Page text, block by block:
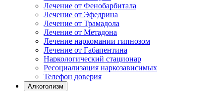
Лечение от Фенобарбитала
Лечение от Эфедрина
Лечение от Трамадола
Лечение от Метадона
Лечение наркомании гипнозом
Лечение от Габапентина
Наркологический стационар
Ресоциализация наркозависимых
Телефон доверия
Алкоголизм